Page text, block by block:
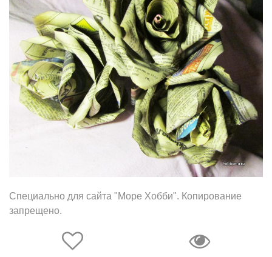
Специально для сайта "Море Хобби". Копирование
запрещено.